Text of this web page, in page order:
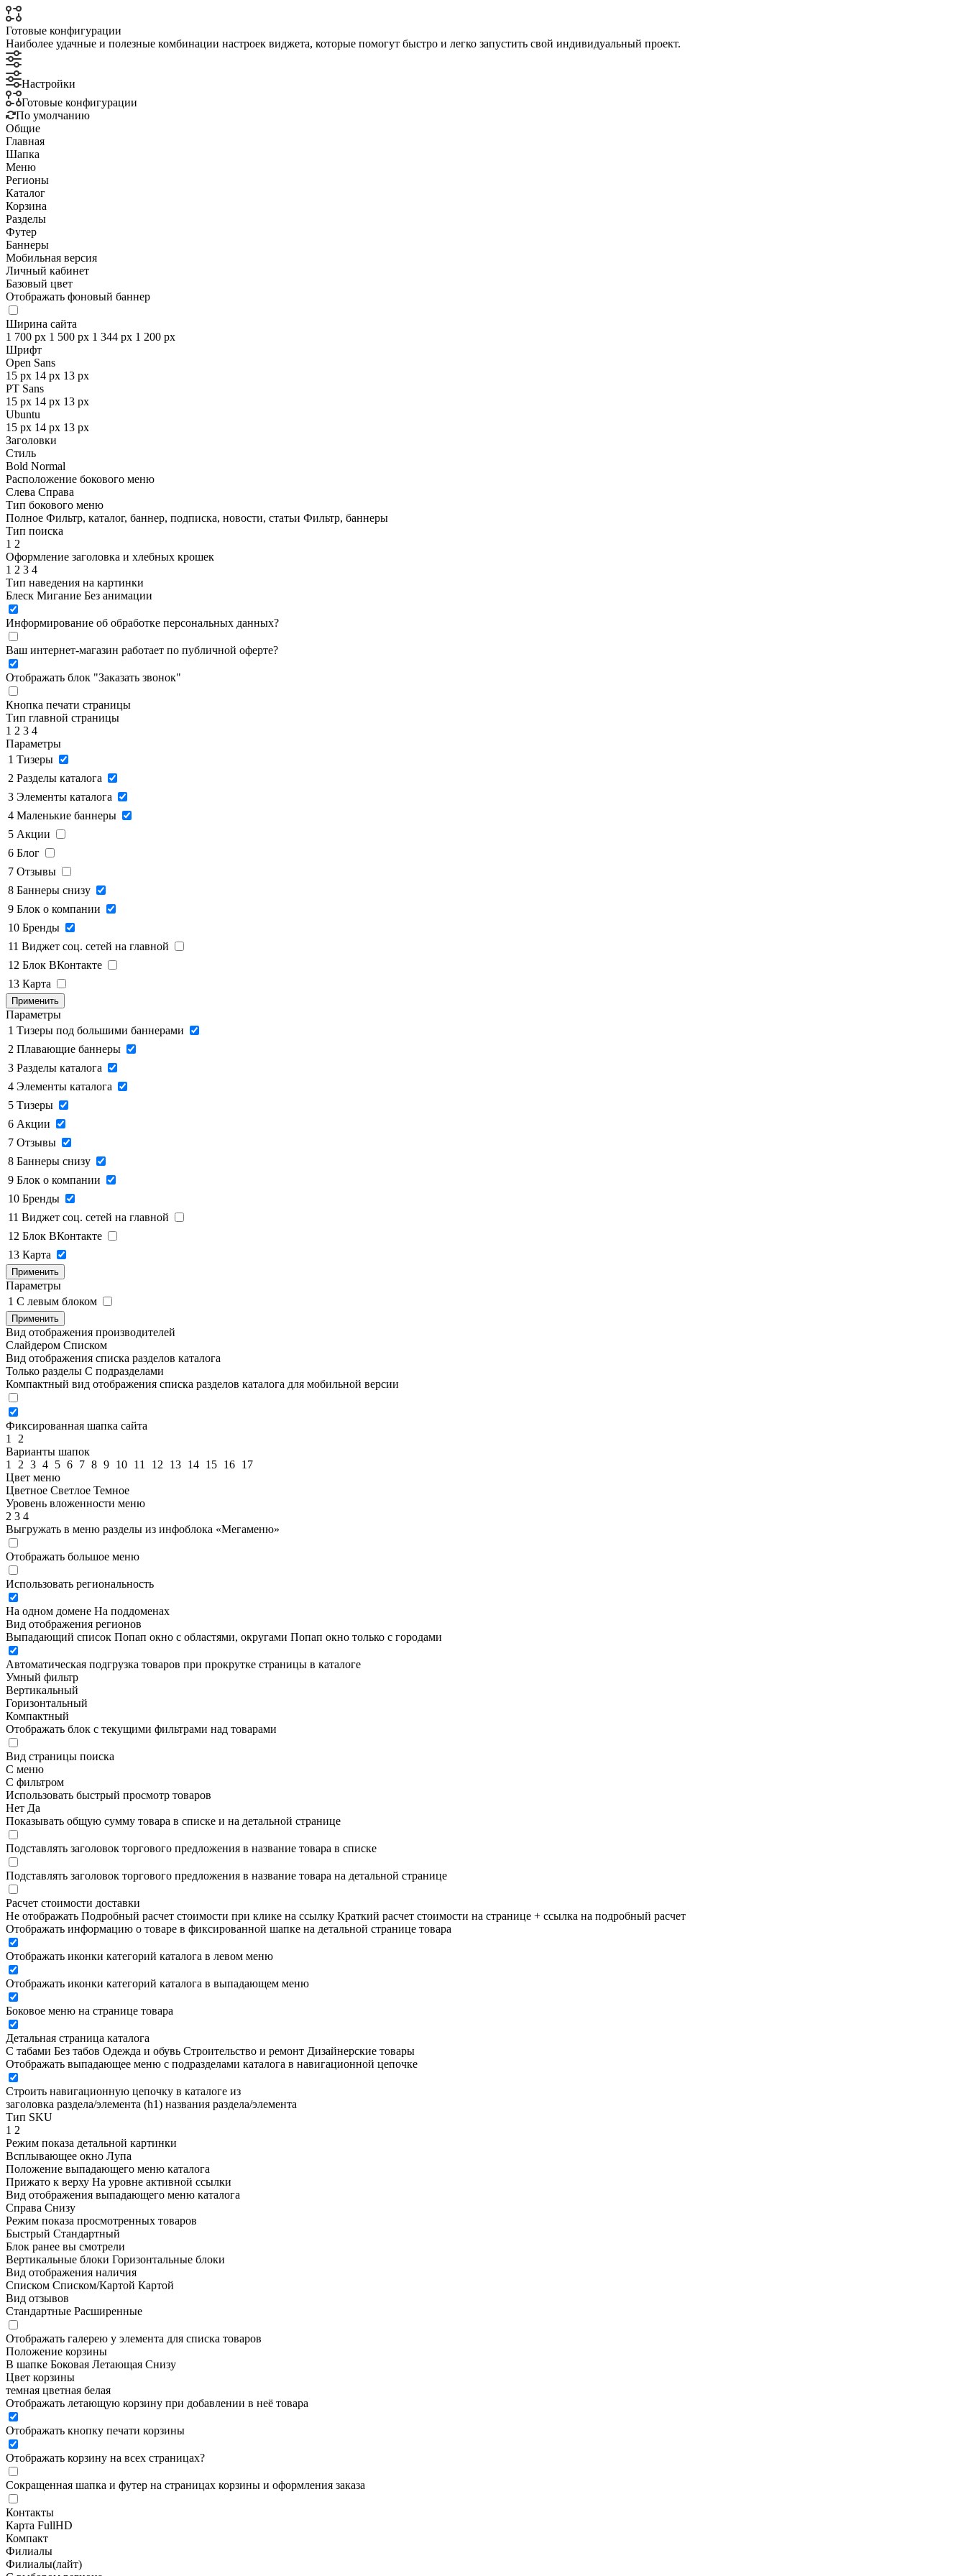
Готовые конфигурации
Наиболее удачные и полезные комбинации настроек виджета, которые помогут быстро и легко запустить свой индивидуальный проект.
Настройки
Готовые конфигурации
По умолчанию
Общие
Главная
Шапка
Меню
Регионы
Каталог
Корзина
Разделы
Футер
Баннеры
Мобильная версия
Личный кабинет
Базовый цвет
Отображать фоновый баннер
Ширина сайта
1 700 px 1 500 px 1 344 px 1 200 px
Шрифт
Open Sans
15 px 14 px 13 px
PT Sans
15 px 14 px 13 px
Ubuntu
15 px 14 px 13 px
Заголовки
Стиль
Bold Normal
Расположение бокового меню
Слева Справа
Тип бокового меню
Полное Фильтр, каталог, баннер, подписка, новости, статьи Фильтр, баннеры
Тип поиска
1 2
Оформление заголовка и хлебных крошек
1 2 3 4
Тип наведения на картинки
Блеск Мигание Без анимации
Информирование об обработке персональных данных?
Ваш интернет-магазин работает по публичной оферте?
Отображать блок "Заказать звонок"
Кнопка печати страницы
Тип главной страницы
1 2 3 4
Параметры
1 Тизеры
2 Разделы каталога
3 Элементы каталога
4 Маленькие баннеры
5 Акции
6 Блог
7 Отзывы
8 Баннеры снизу
9 Блок о компании
10 Бренды
11 Виджет соц. сетей на главной
12 Блок ВКонтакте
13 Карта
Применить
Параметры
1 Тизеры под большими баннерами
2 Плавающие баннеры
3 Разделы каталога
4 Элементы каталога
5 Тизеры
6 Акции
7 Отзывы
8 Баннеры снизу
9 Блок о компании
10 Бренды
11 Виджет соц. сетей на главной
12 Блок ВКонтакте
13 Карта
Применить
Параметры
1 C левым блоком
Применить
Вид отображения производителей
Слайдером Списком
Вид отображения списка разделов каталога
Только разделы С подразделами
Компактный вид отображения списка разделов каталога для мобильной версии
Фиксированная шапка сайта
1
2
Варианты шапок
1
2 3 4 5 6 7 8 9 10 11 12 13 14 15 16 17
Цвет меню
Цветное Светлое Темное
Уровень вложенности меню
2 3 4
Выгружать в меню разделы из инфоблока «Мегаменю»
Отображать большое меню
Использовать региональность
На одном домене На поддоменах
Вид отображения регионов
Выпадающий список Попап окно c областями, округами Попап окно только с городами
Автоматическая подгрузка товаров при прокрутке страницы в каталоге
Умный фильтр
Вертикальный
Горизонтальный
Компактный
Отображать блок с текущими фильтрами над товарами
Вид страницы поиска
С меню
С фильтром
Использовать быстрый просмотр товаров
Нет Да
Показывать общую сумму товара в списке и на детальной странице
Подставлять заголовок торгового предложения в название товара в списке
Подставлять заголовок торгового предложения в название товара на детальной странице
Расчет стоимости доставки
Не отображать Подробный расчет стоимости при клике на ссылку Краткий расчет стоимости на странице + ссылка на подробный расчет
Отображать информацию о товаре в фиксированной шапке на детальной странице товара
Отображать иконки категорий каталога в левом меню
Отображать иконки категорий каталога в выпадающем меню
Боковое меню на странице товара
Детальная страница каталога
С табами Без табов Одежда и обувь Строительство и ремонт Дизайнерские товары
Отображать выпадающее меню с подразделами каталога в навигационной цепочке
Строить навигационную цепочку в каталоге из
заголовка раздела/элемента (h1) названия раздела/элемента
Тип SKU
1 2
Режим показа детальной картинки
Всплывающее окно Лупа
Положение выпадающего меню каталога
Прижато к верху На уровне активной ссылки
Вид отображения выпадающего меню каталога
Справа Снизу
Режим показа просмотренных товаров
Быстрый Стандартный
Блок ранее вы смотрели
Вертикальные блоки Горизонтальные блоки
Вид отображения наличия
Списком Списком/Картой Картой
Вид отзывов
Стандартные Расширенные
Отображать галерею у элемента для списка товаров
Положение корзины
В шапке Боковая Летающая Снизу
Цвет корзины
темная цветная белая
Отображать летающую корзину при добавлении в неё товара
Отображать кнопку печати корзины
Отображать корзину на всех страницах?
Сокращенная шапка и футер на страницах корзины и оформления заказа
Контакты
Карта FullHD
Компакт
Филиалы
Филиалы(лайт)